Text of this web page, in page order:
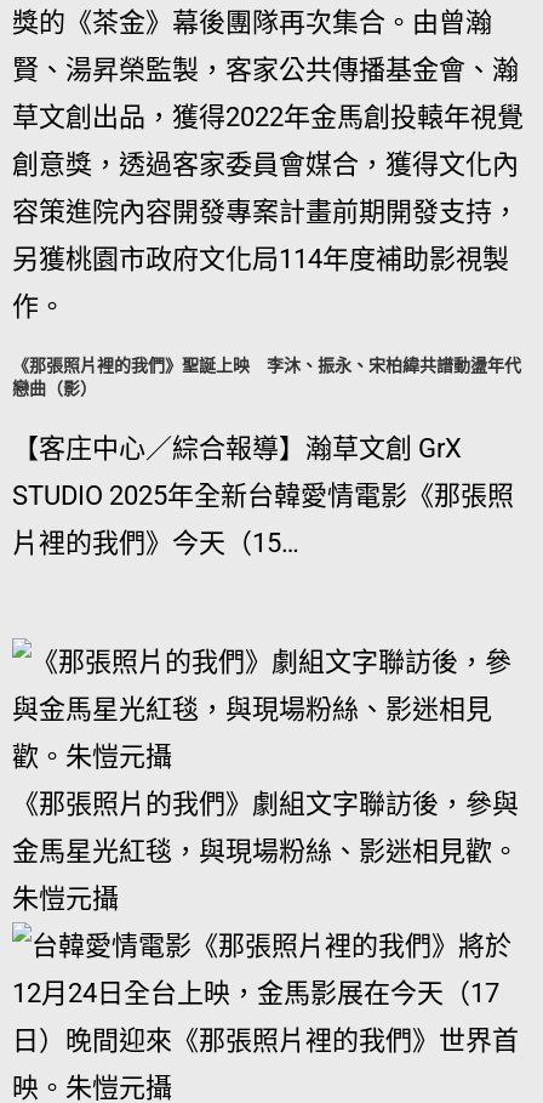
獎的《茶金》幕後團隊再次集合。由曾瀚
賢、湯昇榮監製，客家公共傳播基金會、瀚
草文創出品，獲得2022年金馬創投轅年視覺
創意獎，透過客家委員會媒合，獲得文化內
容策進院內容開發專案計畫前期開發支持，
另獲桃園市政府文化局114年度補助影視製
作。
《那張照片裡的我們》聖誕上映 李沐、振永、宋柏緯共譜動盪年代
戀曲（影）
【客庄中心／綜合報導】瀚草文創 GrX
STUDIO 2025年全新台韓愛情電影《那張照
片裡的我們》今天（15…
《那張照片的我們》劇組文字聯訪後，參與
金馬星光紅毯，與現場粉絲、影迷相見歡。
朱愷元攝